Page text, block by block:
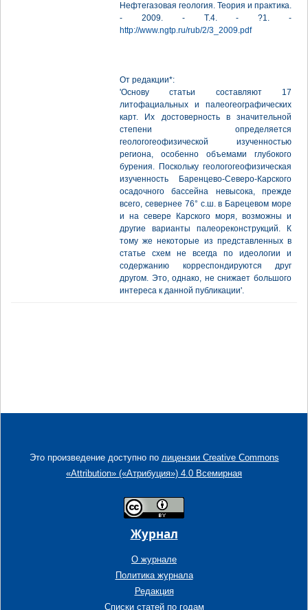
Нефтегазовая геология. Теория и практика.
- 2009. - Т.4. - ?1. -
http://www.ngtp.ru/rub/2/3_2009.pdf
От редакции*:
'Основу статьи составляют 17
литофациальных и палеогеографических
карт. Их достоверность в значительной
степени определяется
геологогеофизической изученностью
региона, особенно объемами глубокого
бурения. Поскольку геологогеофизическая
изученность Баренцево-Северо-Карского
осадочного бассейна невысока, прежде
всего, севернее 76° с.ш. в Барецевом море
и на севере Карского моря, возможны и
другие варианты палеореконструкций. К
тому же некоторые из представленных в
статье схем не всегда по идеологии и
содержанию корреспондируются друг
другом. Это, однако, не снижает большого
интереса к данной публикации'.
Это произведение доступно по лицензии Creative Commons
«Attribution» («Атрибуция») 4.0 Всемирная
Журнал
О журнале
Политика журнала
Редакция
Списки статей по годам